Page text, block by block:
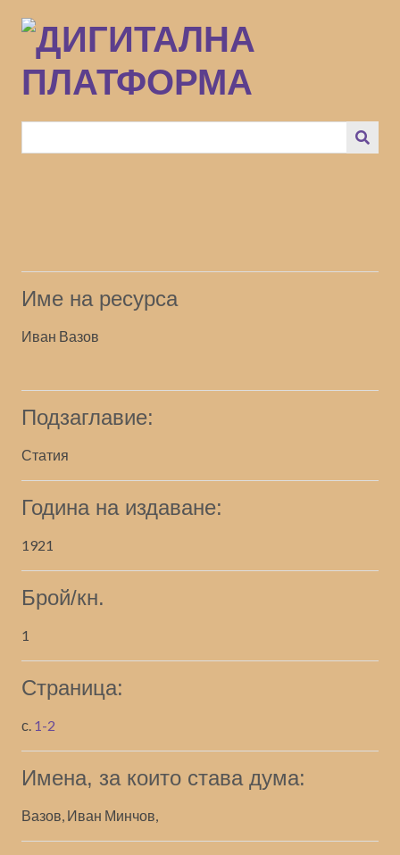
към
основното
съдържание
Име на ресурса
Иван Вазов
Подзаглавие:
Статия
Година на издаване:
1921
Брой/кн.
1
Страница:
с. 1-2
Имена, за които става дума:
Вазов, Иван Минчов,